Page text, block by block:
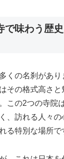
で味わう歴
くの名刹があ
その格式高さ
この2つの寺院
、訪れる人々
る特別な場所で